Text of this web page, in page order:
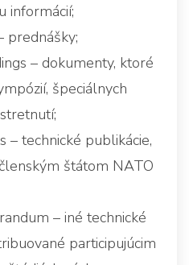
informácií;
prednášky;
– dokumenty, ktoré
špeciálnych
– technické publikácie,
štátom NATO
– iné technické
participujúcim